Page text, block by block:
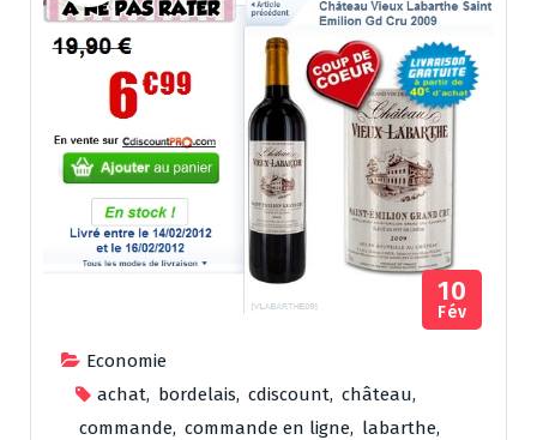
Economie
achat, bordelais, cdiscount, château,
commande, commande en ligne, labarthe,
10
Fév